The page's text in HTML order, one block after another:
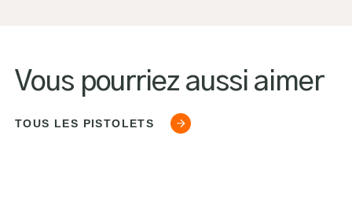
Vous pourriez aussi aimer
TOUS LES PISTOLETS